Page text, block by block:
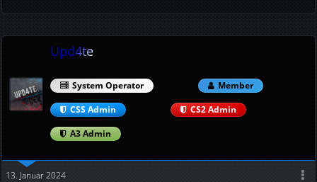
Upd4te
System Operator
Member
CSS Admin
CS2 Admin
A3 Admin
13. Januar 2024